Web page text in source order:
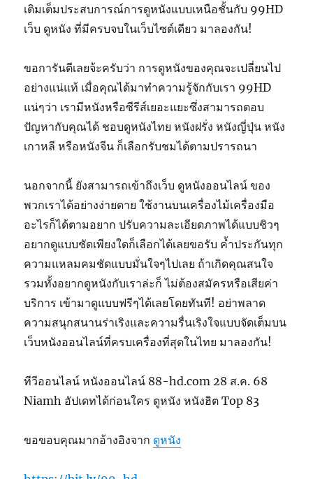
เติมเต็มประสบการณ์การดูหนังแบบเหนือชั้นกับ 99HD
เว็บ ดูหนัง ที่มีครบจบในเว็บไซต์เดียว มาลองกัน!
ขอการันตีเลยจ้ะครับว่า การดูหนังของคุณจะเปลี่ยนไป
อย่างแน่แท้ เมื่อคุณได้มาทำความรู้จักกับเรา 99HD
แน่ๆว่า เรามีหนังหรือซีรีส์เยอะแยะซึ่งสามารถตอบ
ปัญหากับคุณได้ ชอบดูหนังไทย หนังฝรั่ง หนังญี่ปุ่น หนัง
เกาหลี หรือหนังจีน ก็เลือกรับชมได้ตามปรารถนา
นอกจากนี้ ยังสามารถเข้าถึงเว็บ ดูหนังออนไลน์ ของ
พวกเราได้อย่างง่ายดาย ใช้งานบนเครื่องไม้เครื่องมือ
อะไรก็ได้ตามอยาก ปรับความละเอียดภาพได้แบบชิวๆ
อยากดูแบบชัดเพียงใดก็เลือกได้เลยขอรับ ค้ำประกันทุก
ความแหลมคมชัดแบบมั่นใจๆไปเลย ถ้าเกิดคุณสนใจ
รวมทั้งอยากดูหนังกับเราล่ะก็ ไม่ต้องสมัครหรือเสียค่า
บริการ เข้ามาดูแบบฟรีๆได้เลยโดยทันที! อย่าพลาด
ความสนุกสนานร่าเริงและความรื่นเริงใจแบบจัดเต็มบน
เว็บหนังออนไลน์ที่ครบเครื่องที่สุดในไทย มาลองกัน!
ทีวีออนไลน์ หนังออนไลน์ 88-hd.com 28 ส.ค. 68
Niamh อัปเดทได้ก่อนใคร ดูหนัง หนังฮิต Top 83
ขอขอบคุณมากอ้างอิงจาก ดูหนัง